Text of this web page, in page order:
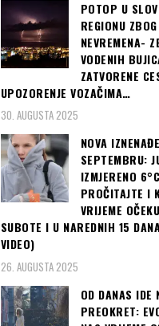
POTOP U
REGIONU
NEVREMENA-
VODENIH
ZATVORENE
UPOZORENJE VOZAČIMA…
30. AUGUSTA 2025
NOVA
SEPTEMBRU:
IZMJERENO
PROČITAJTE I
VRIJEME
SUBOTE I U NAREDNIH 15
VIDEO)
26. AUGUSTA 2025
OD DANAS IDE
PREOKRET: